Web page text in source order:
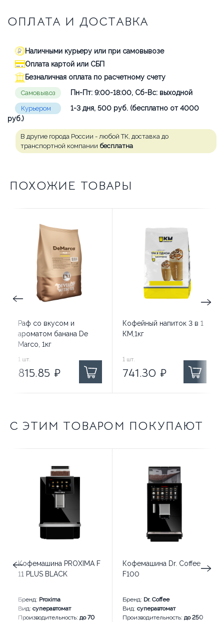
ОПЛАТА И ДОСТАВКА
Наличными курьеру или при самовывозе
Оплата картой или СБП
Безналичная оплата по расчетному счету
Самовывоз Пн-Пт: 9:00-18:00, Сб-Вс: выходной
Курьером
1-3 дня, 500 руб. (бесплатно от 4000
руб.)
В другие города России - любой ТК, доставка до
транспортной компании бесплатна
ПОХОЖИЕ ТОВАРЫ
Раф со вкусом и
ароматом банана De
Marco, 1кг
815.85
1 шт.
815.85 ₽
Кофейный напиток 3 в 1
КМ,1кг
741.30
1 шт.
741.30 ₽
С ЭТИМ ТОВАРОМ ПОКУПАЮТ
Кофемашина PROXIMA F
11 PLUS BLACK
Бренд: Proxima
Вид: суперавтомат
Производительность: до 70
Кофемашина Dr. Coffee
F100
Бренд: Dr. Coffee
Вид: суперавтомат
Производительность: до 250